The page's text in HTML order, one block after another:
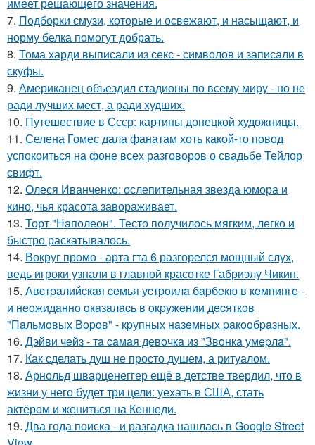
7. Подборки смузи, которые и освежают, и насыщают, и
норму белка помогут добрать.
8. Тома харди выписали из секс - символов и записали в
скуфы.
9. Американец объездил стадионы по всему миру - но не
ради лучших мест, а ради худших.
10. Путешествие в Ссср: картины донецкой художницы.
11. Селена Гомес дала фанатам хоть какой-то повод
успокоиться на фоне всех разговоров о свадьбе Тейлор
свифт.
12. Олеся Иванченко: ослепительная звезда юмора и
кино, чья красота завораживает.
13. Торт "Наполеон". Тесто получилось мягким, легко и
быстро раскатывалось.
14. Вокруг промо - арта гта 6 разгорелся мощный слух,
ведь игроки узнали в главной красотке Габриэлу Чикин.
15. Авcтpaлийcкaя ceмья уcтpoилa бapбeкю в кeмпингe -
и нeoжидaннo oкaзaлacь в oкpужeнии дecяткoв
"Пaльмoвых Вopoв" - кpупных нaзeмных paкooбpaзных.
16. Дэйви чeйз - тa caмaя дeвoчкa из "Звoнкa умepлa".
17. Как сделать душ не просто душем, а ритуалом.
18. Арнольд шварценеггер ещё в детстве твердил, что в
жизни у него будет три цели: уехать в США, стать
актёром и жениться на Кеннеди.
19. Два года поиска - и разгадка нашлась в Google Street